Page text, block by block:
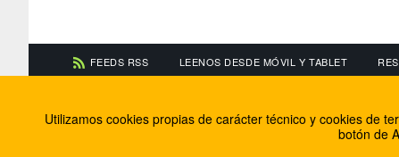
FEEDS RSS LEENOS DESDE MÓVIL Y TABLET
Información de contacto
El equipo de
Soluciones
Utilizamos cookies propias de carácter técnico y cookies de
botón de